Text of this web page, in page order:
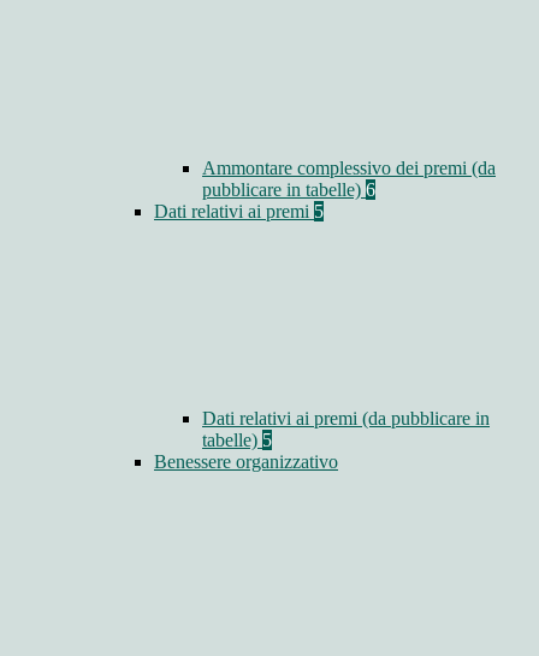
Ammontare complessivo dei premi (da
pubblicare in tabelle) 6
Dati relativi ai premi 5
Dati relativi ai premi (da pubblicare in
tabelle) 5
Benessere organizzativo